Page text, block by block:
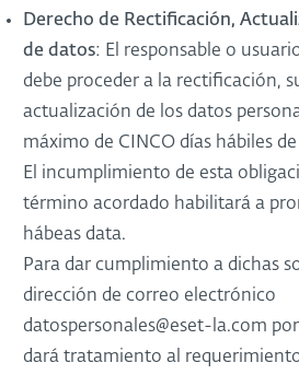
Derecho de Rectificación,
de datos: El responsable o
debe proceder a la rectificación,
actualización de los datos
máximo de CINCO días hábiles
El incumplimiento de esta
término acordado habilitará a
hábeas data.
Para dar cumplimiento a dichas
dirección de correo electrónico
datospersonales@eset-la.com
dará tratamiento al